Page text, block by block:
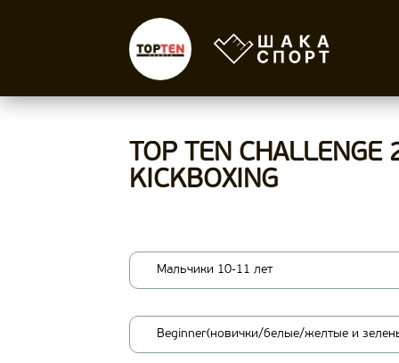
TOP TEN
KICKBOXING
Мальчики 10-11 лет
Beginner(новички/белые/желтые и